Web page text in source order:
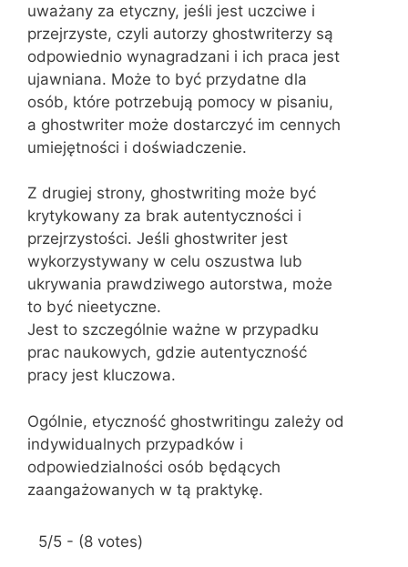
uważany za etyczny, jeśli jest uczciwe i
przejrzyste, czyli autorzy ghostwriterzy są
odpowiednio wynagradzani i ich praca jest
ujawniana. Może to być przydatne dla
osób, które potrzebują pomocy w pisaniu,
a ghostwriter może dostarczyć im cennych
umiejętności i doświadczenie.
Z drugiej strony, ghostwriting może być
krytykowany za brak autentyczności i
przejrzystości. Jeśli ghostwriter jest
wykorzystywany w celu oszustwa lub
ukrywania prawdziwego autorstwa, może
to być nieetyczne.
Jest to szczególnie ważne w przypadku
prac naukowych, gdzie autentyczność
pracy jest kluczowa.
Ogólnie, etyczność ghostwritingu zależy od
indywidualnych przypadków i
odpowiedzialności osób będących
zaangażowanych w tą praktykę.
5/5 - (8 votes)